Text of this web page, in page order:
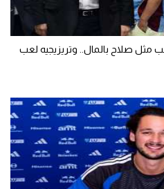
مثل صلاح بالمال.. وتريزيجيه لعب